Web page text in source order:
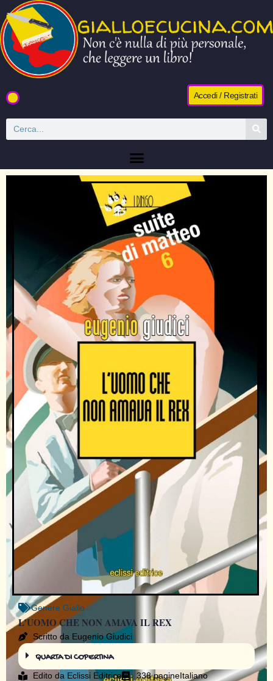
Accedi / Registrati
Genere Giallo
L’UOMO CHE NON AMAVA IL REX
Scritto da Eugenio Giudici
QUARTA DI COPERTINA
Edito da Eclissi Editrice 338 pagineItaliano